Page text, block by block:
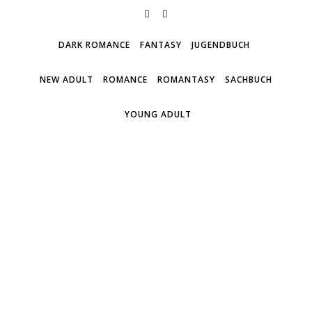
DARK ROMANCE FANTASY JUGENDBUCH
NEW ADULT ROMANCE ROMANTASY SACHBUCH
YOUNG ADULT